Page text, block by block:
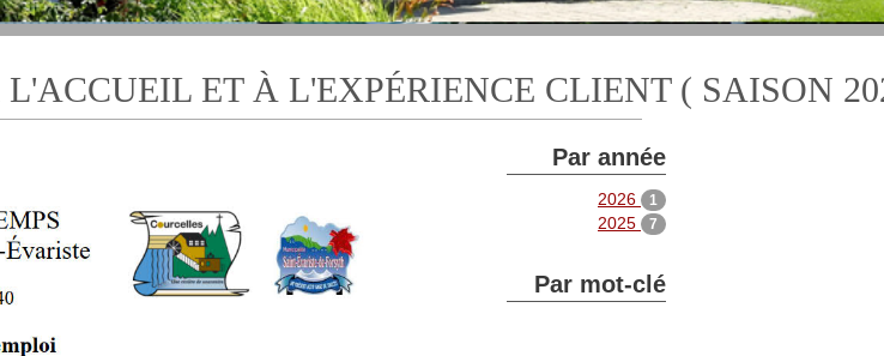
ET À L'EXPÉRIENCE CLIENT ( SAISON
Par année
2026 1
2025 7
Par mot-clé